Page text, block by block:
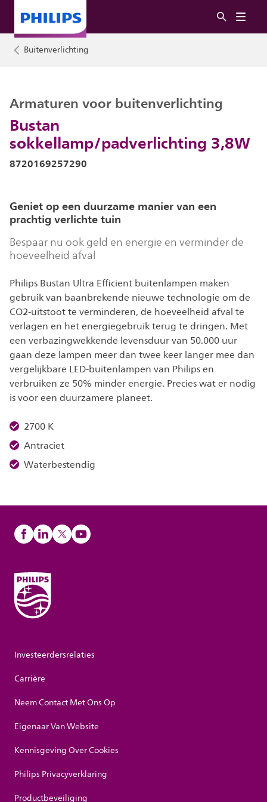
Buitenverlichting
Bustan
sokkellamp/padverlichting 3,8W
Armaturen voor buitenverlichting
8720169257290
Geniet op een duurzame manier van een
prachtig verlichte tuin
Bespaar nu ook geld en energie en verminder de
hoeveelheid afval
Philips Bustan Ultra Efficient buitenlampen maken
gebruik van baanbrekende nieuwe technologie om de
CO2-uitstoot te verminderen, de hoeveelheid afval te
verlagen en het energiegebruik terug te dringen. Met
een verbazingwekkende levensduur van 50.000 uur
gaan deze lampen meer dan twee keer langer mee dan
vergelijkbare LED-buitenlampen van Philips en
verbruiken ze 50% minder energie. Precies wat er nodig
is voor een duurzamere planeet.
2700 K
Antraciet
Waterbestendig
Investeerdersrelaties
Carrière
Neem Contact Met Ons Op
Eigenaar Van Website
Kennisgeving Over Cookies
Philips Privacyverklaring
Productbeveiliging